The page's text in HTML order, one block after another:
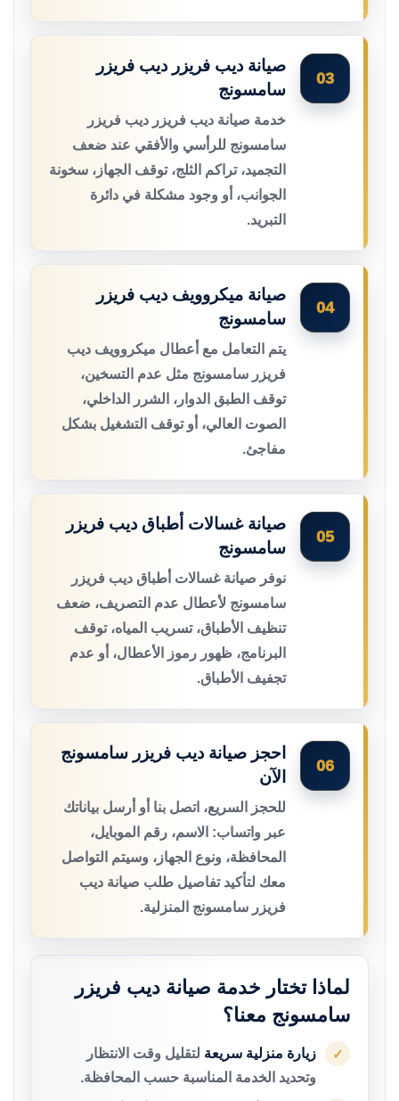
03
صيانة ديب فريزر ديب فريزر
سامسونج
خدمة صيانة ديب فريزر ديب فريزر
سامسونج للرأسي والأفقي عند ضعف
التجميد، تراكم الثلج، توقف الجهاز، سخونة
الجوانب، أو وجود مشكلة في دائرة
التبريد.
04
صيانة ميكروويف ديب فريزر
سامسونج
يتم التعامل مع أعطال ميكروويف ديب
فريزر سامسونج مثل عدم التسخين،
توقف الطبق الدوار، الشرر الداخلي،
الصوت العالي، أو توقف التشغيل بشكل
مفاجئ.
05
صيانة غسالات أطباق ديب فريزر
سامسونج
نوفر صيانة غسالات أطباق ديب فريزر
سامسونج لأعطال عدم التصريف، ضعف
تنظيف الأطباق، تسريب المياه، توقف
البرنامج، ظهور رموز الأعطال، أو عدم
تجفيف الأطباق.
06
احجز صيانة ديب فريزر سامسونج
الآن
للحجز السريع، اتصل بنا أو أرسل بياناتك
عبر واتساب: الاسم، رقم الموبايل،
المحافظة، ونوع الجهاز، وسيتم التواصل
معك لتأكيد تفاصيل طلب صيانة ديب
فريزر سامسونج المنزلية.
لماذا تختار خدمة صيانة ديب فريزر
سامسونج معنا؟
✓ زيارة منزلية سريعة لتقليل وقت الانتظار
وتحديد الخدمة المناسبة حسب المحافظة.